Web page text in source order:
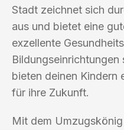
Stadt zeichnet sich
aus und bietet eine
exzellente
bieten deinen Kindern
für ihre Zukunft.
Mit dem